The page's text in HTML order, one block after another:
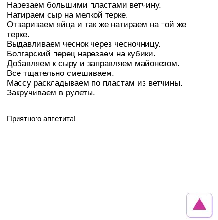
Нарезаем большими пластами ветчину.
Натираем сыр на мелкой терке.
Отвариваем яйца и так же натираем на той же
терке.
Выдавливаем чеснок через чесночницу.
Болгарский перец нарезаем на кубики.
Добавляем к сыру и заправляем майонезом.
Все тщательно смешиваем.
Массу раскладываем по пластам из ветчины.
Закручиваем в рулеты.
Приятного аппетита!